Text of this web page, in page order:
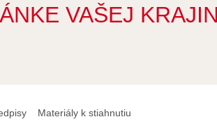
VAŠEJ
Materiály k stiahnutiu